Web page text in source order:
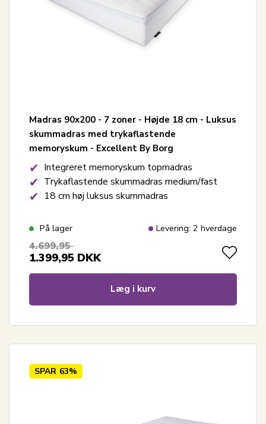
Madras 90x200 - 7 zoner - Højde 18 cm - Luksus
skummadras med trykaflastende
memoryskum - Excellent By Borg
På lager Levering: 2 hverdage
Integreret memoryskum topmadras
Trykaflastende skummadras medium/fast
18 cm høj luksus skummadras
4.699,95
1.399,95 DKK
Læg i kurv
SPAR 63%